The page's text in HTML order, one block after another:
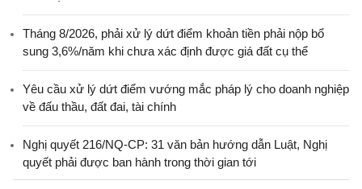
Tháng 8/2026, phải xử lý dứt điểm khoản tiền phải nộp bổ
sung 3,6%/năm khi chưa xác định được giá đất cụ thể
Yêu cầu xử lý dứt điểm vướng mắc pháp lý cho doanh nghiệp
về đấu thầu, đất đai, tài chính
Nghị quyết 216/NQ-CP: 31 văn bản hướng dẫn Luật, Nghị
quyết phải được ban hành trong thời gian tới